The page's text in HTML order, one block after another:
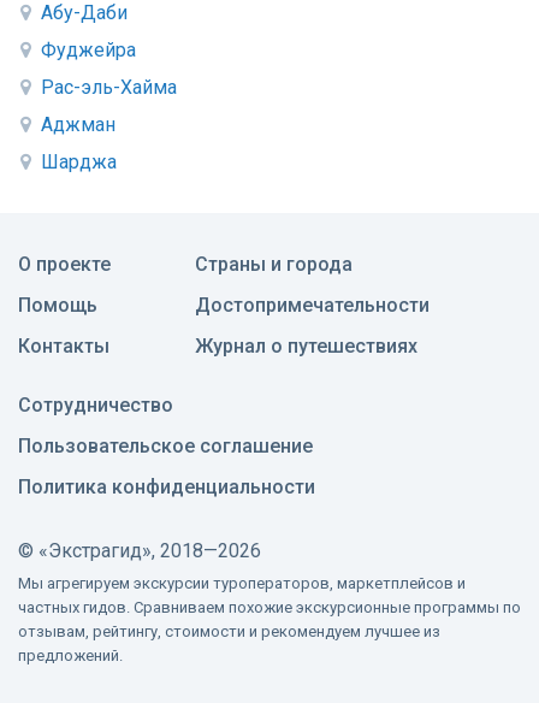
Абу-Даби
Фуджейра
Рас-эль-Хайма
Аджман
Шарджа
О проекте
Помощь
Контакты
Страны и города
Достопримечательности
Журнал о путешествиях
Сотрудничество
Пользовательское соглашение
Политика конфиденциальности
© «Экстрагид», 2018—2026
Мы агрегируем экскурсии туроператоров, маркетплейсов и
частных гидов. Сравниваем похожие экскурсионные программы по
отзывам, рейтингу, стоимости и рекомендуем лучшее из
предложений.